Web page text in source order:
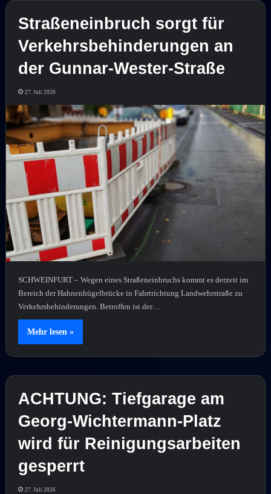
Straßeneinbruch sorgt für
Verkehrsbehinderungen an
der Gunnar-Wester-Straße
27. Juli 2026
SCHWEINFURT – Wegen eines Straßeneinbruchs kommt es derzeit im
Bereich der Hahnenhügelbrücke in Fahrtrichtung Landwehrstraße zu
Verkehrsbehinderungen. Betroffen ist der…
Mehr lesen »
ACHTUNG: Tiefgarage am
Georg-Wichtermann-Platz
wird für Reinigungsarbeiten
gesperrt
27. Juli 2026